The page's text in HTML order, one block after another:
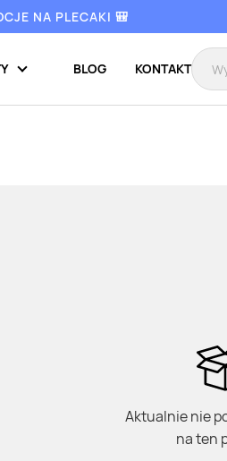
NA PLECAKI 🎒
BLOG KONTAKT
Aktualnie nie
na ten